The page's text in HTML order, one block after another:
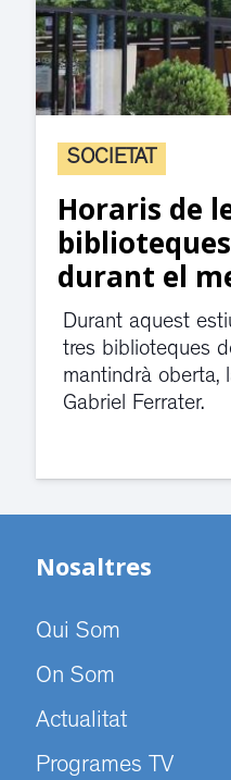
SOCIETAT
Horaris de
durant el
Durant aquest
tres biblioteques
mantindrà oberta,
Gabriel Ferrater.
Nosaltres
Qui Som
On Som
Actualitat
Programes TV